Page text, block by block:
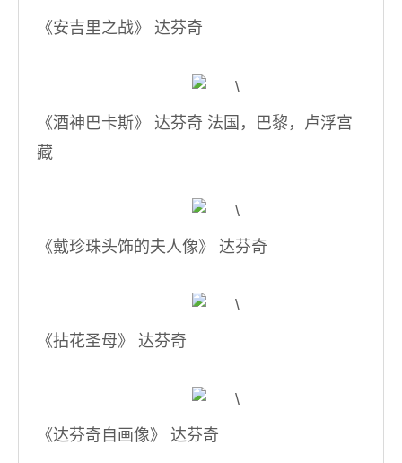
《安吉里之战》 达芬奇
《酒神巴卡斯》 达芬奇 法国，巴黎，卢浮宫
藏
《戴珍珠头饰的夫人像》 达芬奇
《拈花圣母》 达芬奇
《达芬奇自画像》 达芬奇